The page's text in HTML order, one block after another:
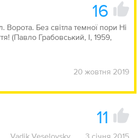
16
Ворота. Без світла темної пори Ні
(Павло Грабовський, I, 1959,
20 жовтня 2019
11